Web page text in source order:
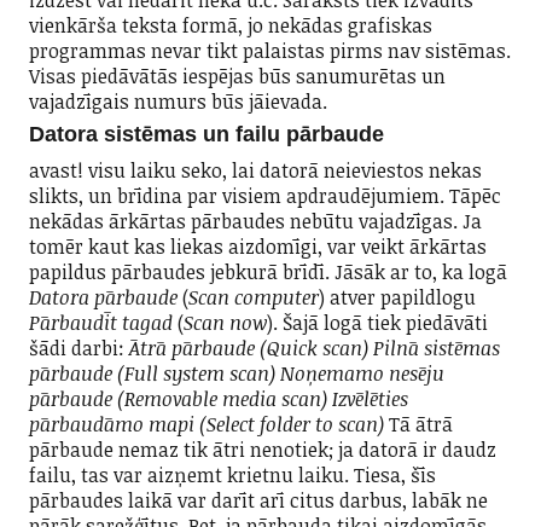
vienkārša teksta formā, jo nekādas grafiskas
programmas nevar tikt palaistas pirms nav sistēmas.
Visas piedāvātās iespējas būs sanumurētas un
vajadzīgais numurs būs jāievada.
Datora sistēmas un failu pārbaude
avast! visu laiku seko, lai datorā neieviestos nekas
slikts, un brīdina par visiem apdraudējumiem. Tāpēc
nekādas ārkārtas pārbaudes nebūtu vajadzīgas. Ja
tomēr kaut kas liekas aizdomīgi, var veikt ārkārtas
papildus pārbaudes jebkurā brīdī. Jāsāk ar to, ka logā
Datora pārbaude(Scan computer) atver papildlogu
Pārbaudīt tagad(Scan now). Šajā logā tiek piedāvāti
šādi darbi:Ātrā pārbaude (Quick scan)Pilnā sistēmas
pārbaude (Full system scan)Noņemamo nesēju
pārbaude (Removable media scan)Izvēlēties
pārbaudāmo mapi (Select folder to scan)Tā ātrā
pārbaude nemaz tik ātri nenotiek; ja datorā ir daudz
failu, tas var aizņemt krietnu laiku. Tiesa, šīs
pārbaudes laikā var darīt arī citus darbus, labāk ne